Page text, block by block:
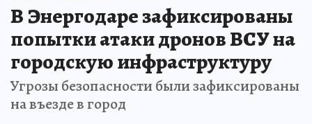
В Энергодаре зафиксированы
попытки атаки дронов ВСУ на
городскую инфраструктуру
Угрозы безопасности были зафиксированы
на въезде в город